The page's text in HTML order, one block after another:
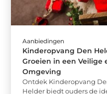
Aanbiedingen
Kinderopvang Den
Groeien in een Veilige
Omgeving
Ontdek Kinderopvang
Helder biedt ouders de